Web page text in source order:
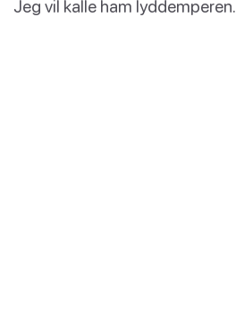
Jeg vil kalle ham lyddemperen.